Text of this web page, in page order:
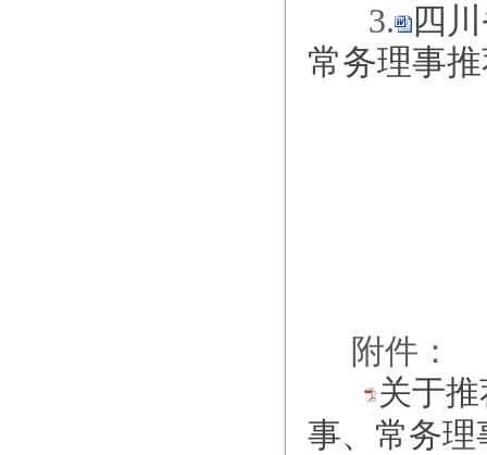
3.
四
常务理事
附件：
关于
事、常务理